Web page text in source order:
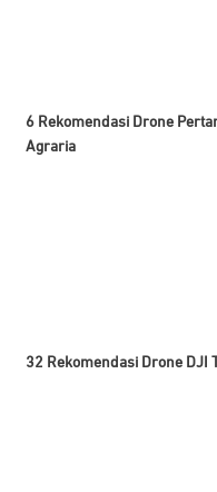
6 Rekomendasi Drone
Agraria
32 Rekomendasi Drone